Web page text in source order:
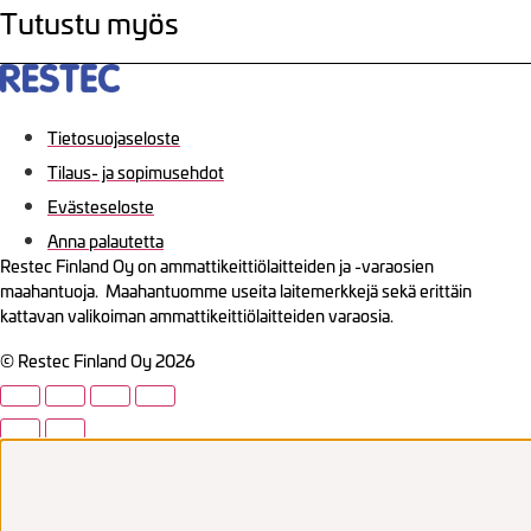
Tutustu myös
Tietosuojaseloste
Tilaus- ja sopimusehdot
Evästeseloste
Anna palautetta
Restec Finland Oy on ammattikeittiölaitteiden ja -varaosien
maahantuoja. Maahantuomme useita laitemerkkejä sekä erittäin
kattavan valikoiman ammattikeittiölaitteiden varaosia.
© Restec Finland Oy 2026